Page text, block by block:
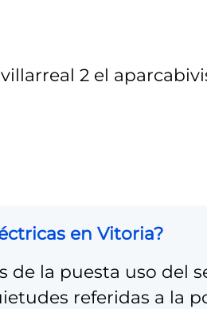
2 el
en Vitoria?
de la puesta uso del
referidas a la